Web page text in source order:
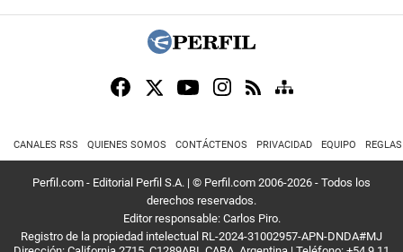
CANALES RSS QUIENES SOMOS CONTÁCTENOS PRIVACIDAD EQUIPO
Perfil.com - Editorial Perfil S.A. | © Perfil.com 2006-2026 - Todos los
derechos reservados.
Editor responsable: Carlos Piro.
Registro de la propiedad intelectual RL-2024-31002957-APN-DNDA#MJ